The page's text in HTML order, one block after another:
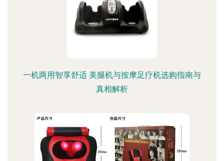
一机两用智享舒适 美腿机与按摩足疗机选购指南与
真相解析